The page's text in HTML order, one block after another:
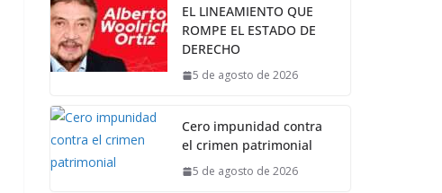
EL LINEAMIENTO QUE
ROMPE EL ESTADO DE
DERECHO
5 de agosto de 2026
Cero impunidad contra
el crimen patrimonial
5 de agosto de 2026